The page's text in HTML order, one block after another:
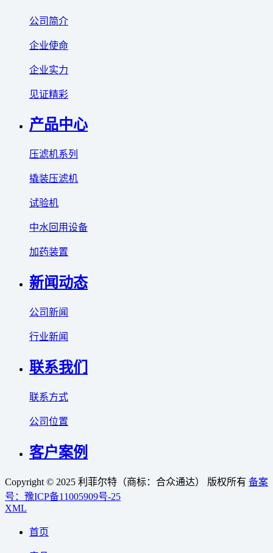
公司简介
企业使命
企业实力
见证精彩
产品中心
压滤机系列
撬装压滤机
试验机
中水回用设备
加药装置
新闻动态
公司新闻
行业新闻
联系我们
联系方式
公司位置
客户案例
Copyright © 2025 利菲尔特（商标：合众通达） 版权所有 备案
号：豫ICP备11005909号-25
XML
首页